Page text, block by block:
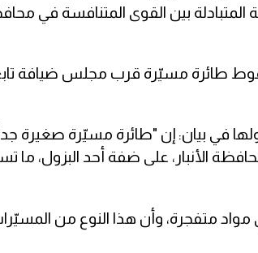
بين القوى المتنافسة في
الإعلام الأمني في العراق، مساء 20 يونيو/حزيران 2026، سقوط طائرة مسيّرة قرب
في بيان: إن "طائرة مسيّرة صغيرة
الأنبار، على ضفة أحد البزول، ما
متفجرة، وأن هذا النوع من